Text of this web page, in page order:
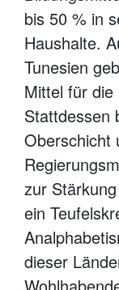
bis 50 % in
Haushalte.
Tunesien
Mittel für die
Stattdessen
Oberschicht
zur
ein
dieser